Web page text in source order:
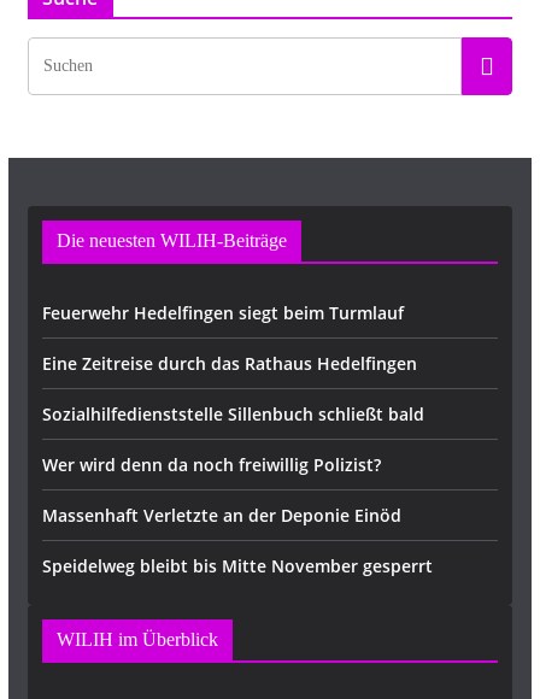
Die neuesten WILIH-Beiträge
Feuerwehr Hedelfingen siegt beim Turmlauf
Eine Zeitreise durch das Rathaus Hedelfingen
Sozialhilfedienststelle Sillenbuch schließt bald
Wer wird denn da noch freiwillig Polizist?
Massenhaft Verletzte an der Deponie Einöd
Speidelweg bleibt bis Mitte November gesperrt
WILIH im Überblick